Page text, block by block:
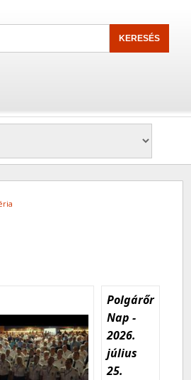
Polgárőr
Nap -
2026.
július
25.